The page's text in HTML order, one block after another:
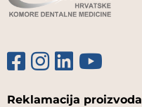
Reklamacija proizvoda